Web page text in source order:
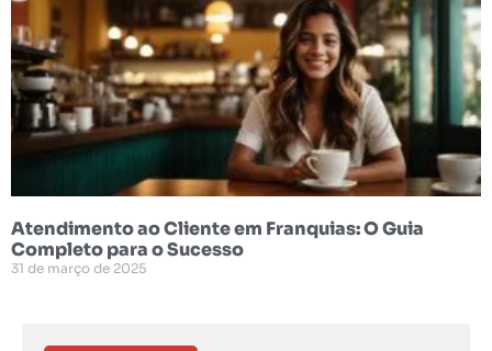
Atendimento ao Cliente em Franquias: O Guia
Completo para o Sucesso
31 de março de 2025